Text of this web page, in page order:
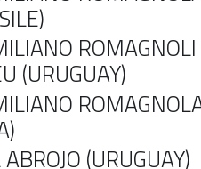
(URUGUAY)
(URUGUAY)